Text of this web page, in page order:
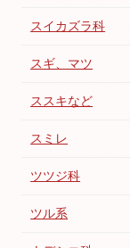
スイカズラ科
スギ、マツ
ススキなど
スミレ
ツツジ科
ツル系